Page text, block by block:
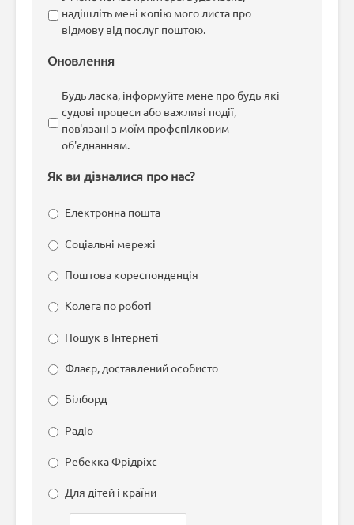
надішліть мені копію мого листа про
відмову від послуг поштою.
Оновлення
Будь ласка, інформуйте мене про будь-які
судові процеси або важливі події,
пов'язані з моїм профспілковим
об'єднанням.
Як ви дізналися про нас?
Електронна пошта
Соціальні мережі
Поштова кореспонденція
Колега по роботі
Пошук в Інтернеті
Флаєр, доставлений особисто
Білборд
Радіо
Ребекка Фрідріхс
Для дітей і країни